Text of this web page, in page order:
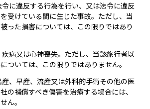
に違反する行為を行い、又は法令に違反
受けている間に生じた事故。ただし、当
った損害については、この限りではあり
病又は心神喪失。ただし、当該旅行者以
ついては、この限りではありません。
、早産、流産又は外科的手術その他の医
の補償すべき傷害を治療する場合には、
ん。